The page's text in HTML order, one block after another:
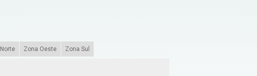
Zona Oeste Zona Sul